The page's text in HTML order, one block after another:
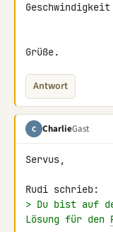
Geschwindigkeit
Grüße.
Antwort
C CharlieGast
Servus,
> Du bist auf
Lösung für den